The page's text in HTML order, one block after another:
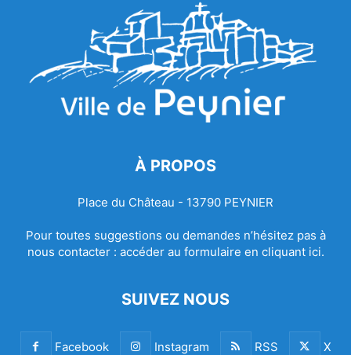
À PROPOS
Place du Château - 13790 PEYNIER
Pour toutes suggestions ou demandes n’hésitez pas à
nous contacter : accéder au formulaire en cliquant ici.
SUIVEZ NOUS
Facebook Instagram RSS X